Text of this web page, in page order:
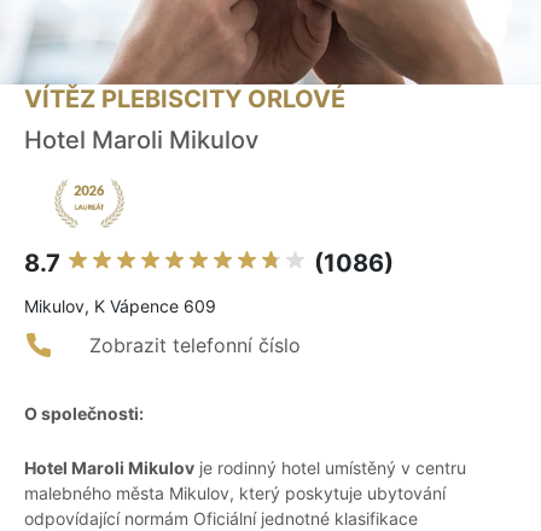
VÍTĚZ PLEBISCITY ORLOVÉ
Hotel Maroli Mikulov
8.7 (1086)
Mikulov, K Vápence 609
Zobrazit telefonní číslo
O společnosti:
Hotel Maroli Mikulov je rodinný hotel umístěný v centru
malebného města Mikulov, který poskytuje ubytování
odpovídající normám Oficiální jednotné klasifikace